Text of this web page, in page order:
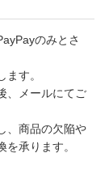
のみとさ
す。
、メールにてご
、商品の欠陥や
承ります。